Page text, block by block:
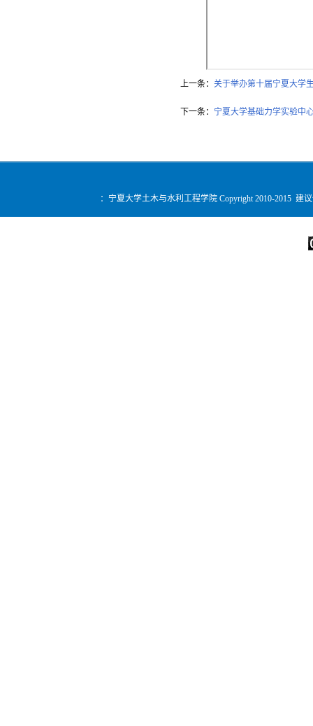
上一条： 关于举办第十届宁夏大学
下一条： 宁夏大学基础力学实验中
：宁夏大学土木与水利工程学院 Copyright 2010-2015 建